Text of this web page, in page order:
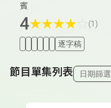
賓
4★★★★ (1)
逐字稿
節目單集列表 日期篩選